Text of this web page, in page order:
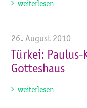
weiterlesen
26. August 2010
Türkei:
Gotteshaus
weiterlesen